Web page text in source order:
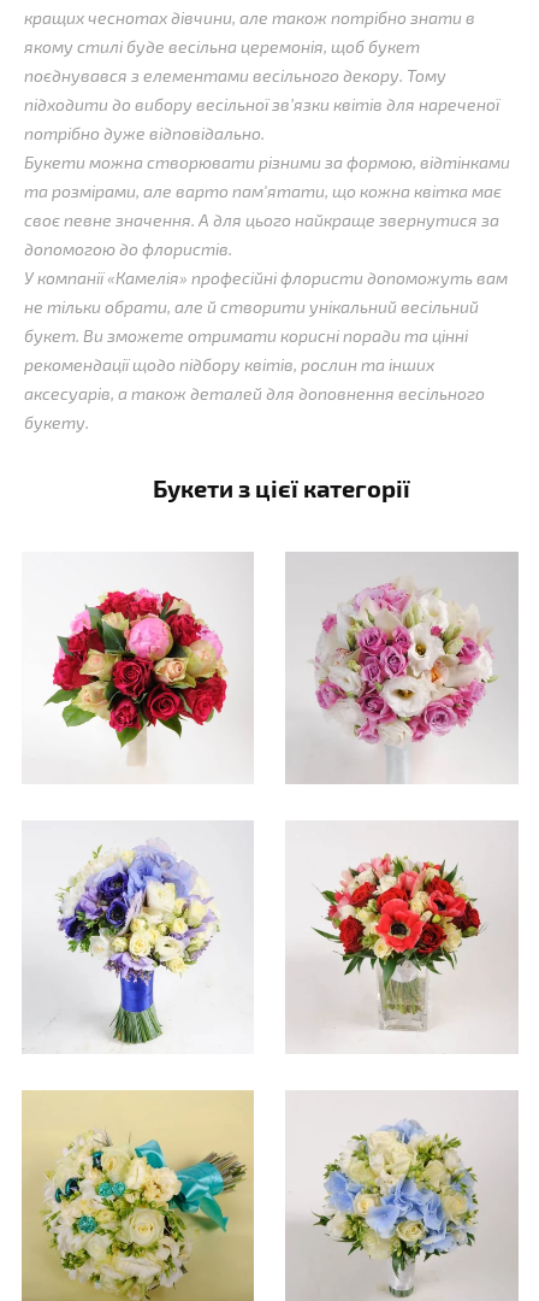
кращих чеснотах дівчини, але також потрібно знати в
якому стилі буде весільна церемонія, щоб букет
поєднувався з елементами весільного декору. Тому
підходити до вибору весільної зв’язки квітів для нареченої
потрібно дуже відповідально.
Букети можна створювати різними за формою, відтінками
та розмірами, але варто пам'ятати, що кожна квітка має
своє певне значення. А для цього найкраще звернутися за
допомогою до флористів.
У компанії «Камелія» професійні флористи допоможуть вам
не тільки обрати, але й створити унікальний весільний
букет. Ви зможете отримати корисні поради та цінні
рекомендації щодо підбору квітів, рослин та інших
аксесуарів, а також деталей для доповнення весільного
букету.
Букети з цієї категорії